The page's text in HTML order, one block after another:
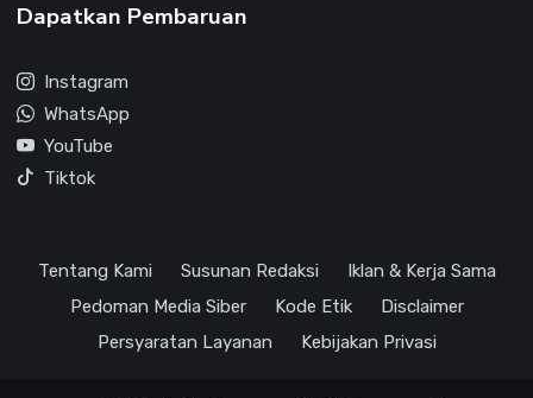
Dapatkan Pembaruan
Instagram
WhatsApp
YouTube
Tiktok
Tentang Kami Susunan Redaksi
Iklan & Kerja Sama
Pedoman Media Siber
Kode Etik
Disclaimer
Persyaratan Layanan
Kebijakan Privasi